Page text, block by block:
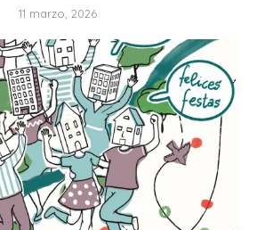
11 marzo, 2026